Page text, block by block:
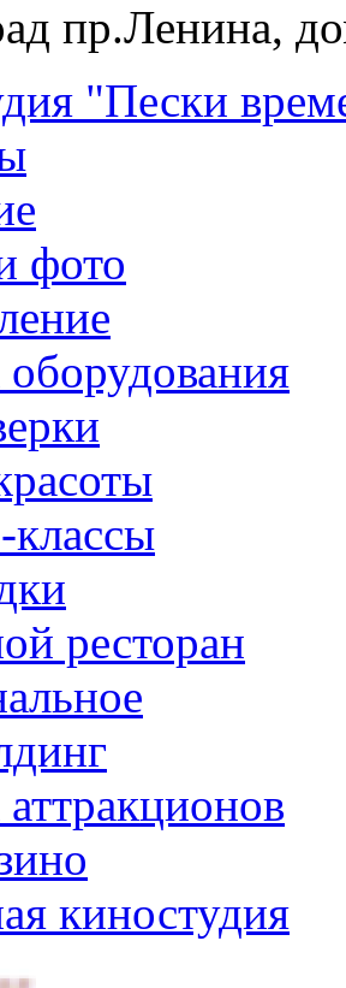
пр.Ленина,
"Пески
фото
оборудования
классы
ресторан
аттракционов
киностудия